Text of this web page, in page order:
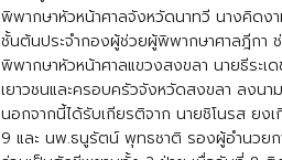
พิพากษาหัวหน้าศาลจังหวัดนาทวี นางคิด
ชั้นต้นประจำกองผู้ช่วยผู้พิพากษาศาลฎีกา
พิพากษาหัวหน้าศาลแขวงสงขลา นายธีระ
เยาวชนและครอบครัวจังหวัดสงขลา ลงน
นอกจากนี้ได้รับเกียรติจาก นายชิโนรส ย
9 และ นพ.ธนูรัตน์ พุทธชาติ รองผู้อำนวยก